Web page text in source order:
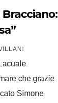
che grazie
Simone